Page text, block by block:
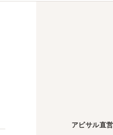
アビサル直